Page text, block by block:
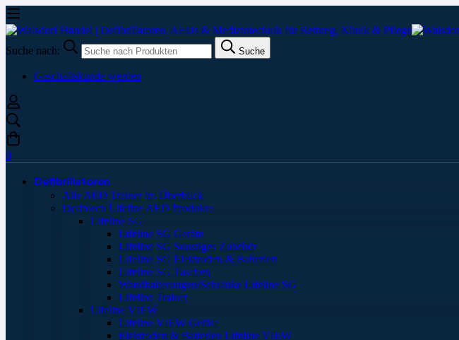
Suche nach: Suche
Geschäftskunde werden
0
Defibrillatoren
Alle AED Trainer im Überblick
Defibtech Lifeline AED Produkte
Lifeline SG
Lifeline SG Geräte
Lifeline SG Sonstiges Zubehör
Lifeline SG Elektroden & Batterien
Lifeline SG Taschen
Wandhalterungen/Schränke Lifeline SG
Lifeline Trainer
Lifeline VIEW
Lifeline VIEW Geräte
Elektroden & Batterien Lifeline VIEW